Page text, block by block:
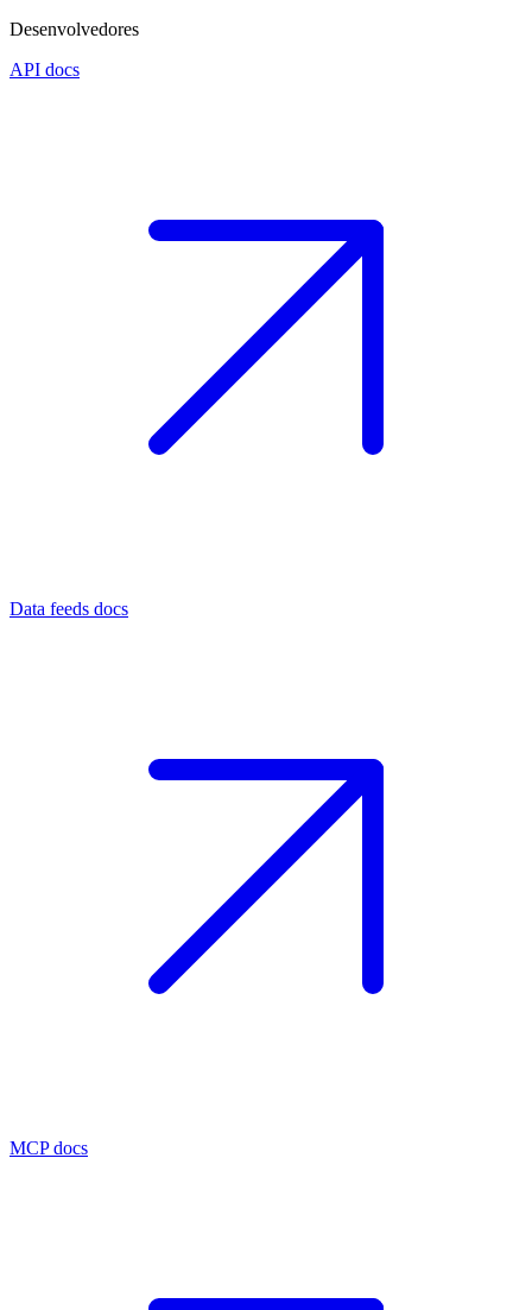
Desenvolvedores
API docs
Data feeds docs
MCP docs